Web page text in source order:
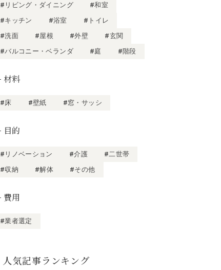
#リビング・ダイニング
#和室
#キッチン
#浴室
#トイレ
#洗面
#屋根 #外壁
#玄関
#バルコニー・ベランダ
#庭 #階段
材料
#床 #壁紙 #窓・サッシ
目的
#リノベーション #介護
#二世帯
#収納
#解体 #その他
費用
#業者選定
人気記事ランキング